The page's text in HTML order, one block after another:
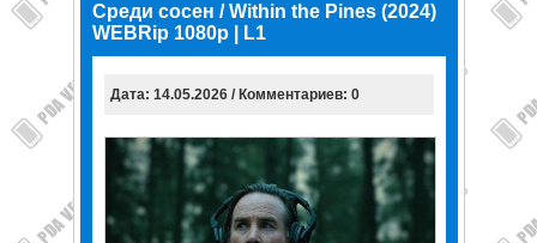
Среди сосен / Within the Pines (2024)
WEBRip 1080p | L1
Дата: 14.05.2026 / Комментариев: 0